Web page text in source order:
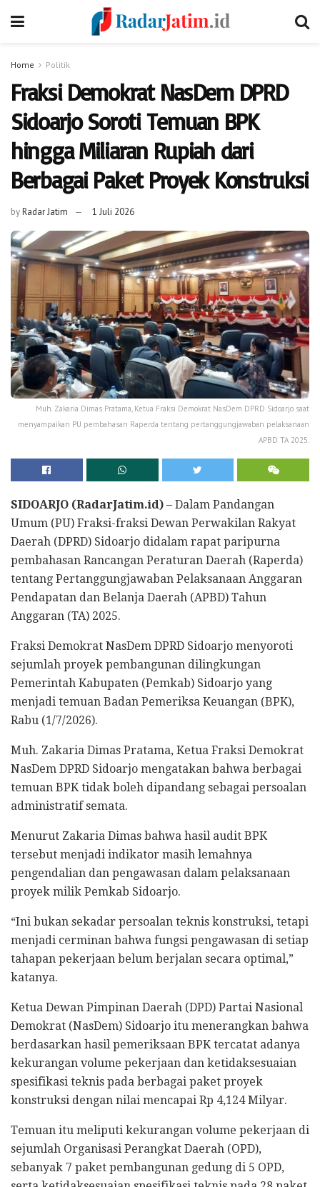
Home Politik
Fraksi Demokrat NasDem DPRD
Sidoarjo Soroti Temuan BPK
hingga Miliaran Rupiah dari
Berbagai Paket Proyek Konstruksi
byRadar Jatim 1 Juli 2026
Muh. Zakaria Dimas Pratama, Ketua Fraksi Demokrat NasDem DPRD Sidoarjo saat
menyampaikan PU pembahasan Raperda tentang pertanggungjawaban pelaksanaan
APBD TA 2025.
SIDOARJO (RadarJatim.id) – Dalam Pandangan
Umum (PU) Fraksi-fraksi Dewan Perwakilan Rakyat
Daerah (DPRD) Sidoarjo didalam rapat paripurna
pembahasan Rancangan Peraturan Daerah (Raperda)
tentang Pertanggungjawaban Pelaksanaan Anggaran
Pendapatan dan Belanja Daerah (APBD) Tahun
Anggaran (TA) 2025.
Fraksi Demokrat NasDem DPRD Sidoarjo menyoroti
sejumlah proyek pembangunan dilingkungan
Pemerintah Kabupaten (Pemkab) Sidoarjo yang
menjadi temuan Badan Pemeriksa Keuangan (BPK),
Rabu (1/7/2026).
Muh. Zakaria Dimas Pratama, Ketua Fraksi Demokrat
NasDem DPRD Sidoarjo mengatakan bahwa berbagai
temuan BPK tidak boleh dipandang sebagai persoalan
administratif semata.
Menurut Zakaria Dimas bahwa hasil audit BPK
tersebut menjadi indikator masih lemahnya
pengendalian dan pengawasan dalam pelaksanaan
proyek milik Pemkab Sidoarjo.
“Ini bukan sekadar persoalan teknis konstruksi, tetapi
menjadi cerminan bahwa fungsi pengawasan di setiap
tahapan pekerjaan belum berjalan secara optimal,”
katanya.
Ketua Dewan Pimpinan Daerah (DPD) Partai Nasional
Demokrat (NasDem) Sidoarjo itu menerangkan bahwa
berdasarkan hasil pemeriksaan BPK tercatat adanya
kekurangan volume pekerjaan dan ketidaksesuaian
spesifikasi teknis pada berbagai paket proyek
konstruksi dengan nilai mencapai Rp 4,124 Milyar.
Temuan itu meliputi kekurangan volume pekerjaan di
sejumlah Organisasi Perangkat Daerah (OPD),
sebanyak 7 paket pembangunan gedung di 5 OPD,